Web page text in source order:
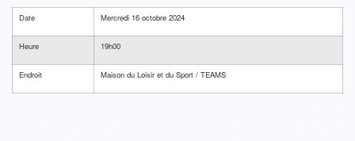
Date Mercredi 16 octobre 2024
Heure 19h00
Endroit Maison du Loisir et du Sport / TEAMS